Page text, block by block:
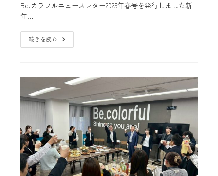
Be.カラフルニュースレター2025年春号を発行しました新
年…
続きを読む